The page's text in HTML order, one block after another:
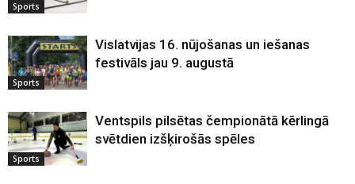
Sports
Sports
Vislatvijas 16. nūjošanas un iešanas
festivāls jau 9. augustā
Sports
Ventspils pilsētas čempionātā kērlingā
svētdien izšķirošās spēles